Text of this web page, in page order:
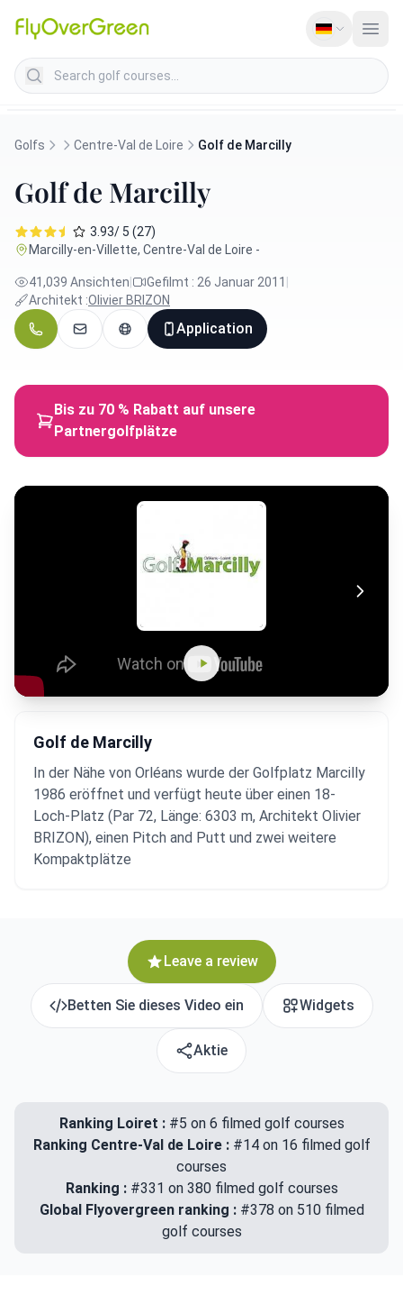
Search golf courses
Golfs Centre-Val de Loire Golf de Marcilly
Golf de Marcilly
3.93/ 5 (27)
Marcilly-en-Villette, Centre-Val de Loire -
41,039 Ansichten Gefilmt : 26 Januar 2011
Architekt :Olivier BRIZON
Application
Bis zu 70 % Rabatt auf unsere
Partnergolfplätze
Golf de Marcilly
In der Nähe von Orléans wurde der Golfplatz Marcilly
1986 eröffnet und verfügt heute über einen 18-
Loch-Platz (Par 72, Länge: 6303 m, Architekt Olivier
BRIZON), einen Pitch and Putt und zwei weitere
Kompaktplätze
Leave a review
Betten Sie dieses Video ein Widgets
Aktie
Ranking Loiret :#5 on 6 filmed golf courses
Ranking Centre-Val de Loire : #14 on 16 filmed golf
courses
Ranking : #331 on 380 filmed golf courses
Global Flyovergreen ranking : #378 on 510 filmed
golf courses